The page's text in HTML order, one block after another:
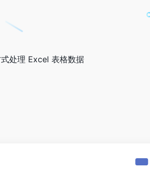
处理 Excel 表格数据